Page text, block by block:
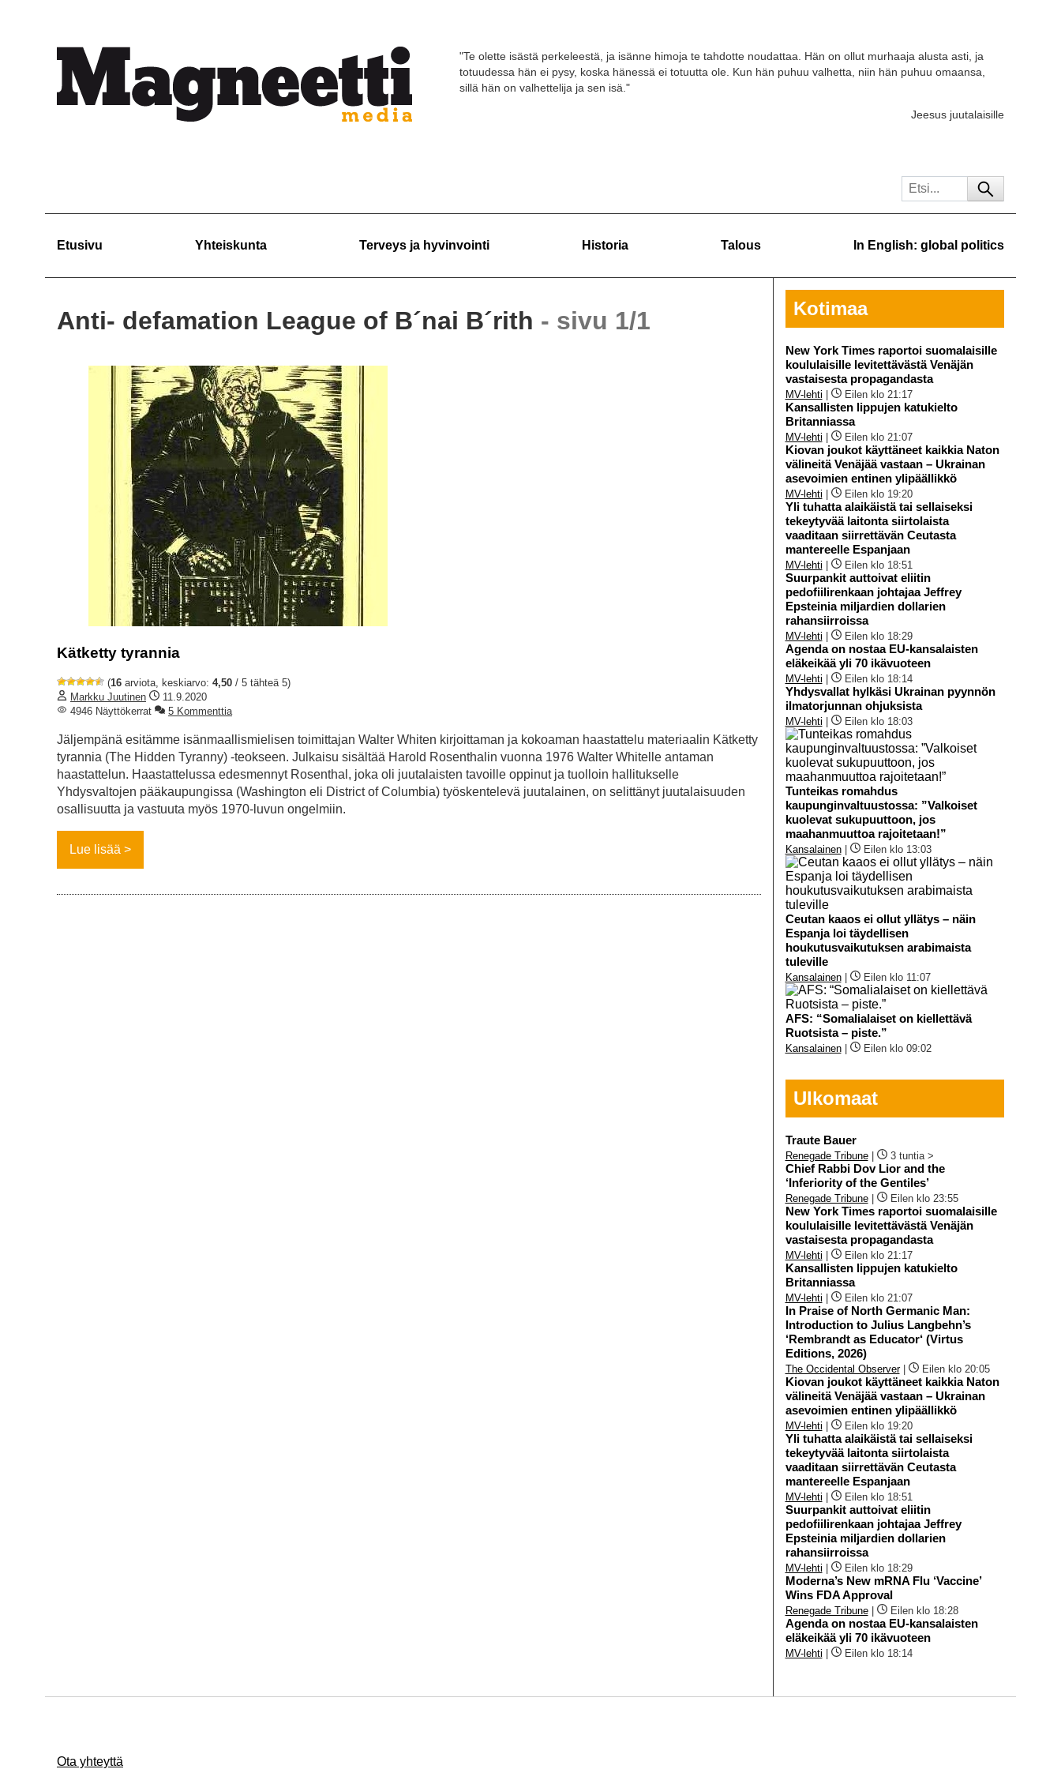
"Te olette isästä perkeleestä, ja isänne himoja te tahdotte noudattaa. Hän on ollut murhaaja alusta asti, ja
totuudessa hän ei pysy, koska hänessä ei totuutta ole. Kun hän puhuu valhetta, niin hän puhuu omaansa,
sillä hän on valhettelija ja sen isä."
Jeesus juutalaisille
Etusivu Yhteiskunta Terveys ja hyvinvointi Historia Talous In English: global politics
Anti- defamation League of B´nai B´rith - sivu 1/1
Kätketty tyrannia
(16 arviota, keskiarvo: 4,50 / 5 tähteä 5)
Markku Juutinen
11.9.2020
4946 Näyttökerrat
5 Kommenttia
Jäljempänä esitämme isänmaallismielisen toimittajan Walter Whiten kirjoittaman ja kokoaman haastattelu materiaalin Kätketty
tyrannia (The Hidden Tyranny) -teokseen. Julkaisu sisältää Harold Rosenthalin vuonna 1976 Walter Whitelle antaman
haastattelun. Haastattelussa edesmennyt Rosenthal, joka oli juutalaisten tavoille oppinut ja tuolloin hallitukselle
Yhdysvaltojen pääkaupungissa (Washington eli District of Columbia) työskentelevä juutalainen, on selittänyt juutalaisuuden
osallisuutta ja vastuuta myös 1970-luvun ongelmiin.
Lue lisää
Kotimaa
New York Times raportoi suomalaisille
koululaisille levitettävästä Venäjän
vastaisesta propagandasta
MV-lehti Eilen klo 21:17
Kansallisten lippujen katukielto
Britanniassa
MV-lehti Eilen klo 21:07
Kiovan joukot käyttäneet kaikkia Naton
välineitä Venäjää vastaan – Ukrainan
asevoimien entinen ylipäällikkö
MV-lehti Eilen klo 19:20
Yli tuhatta alaikäistä tai sellaiseksi
tekeytyvää laitonta siirtolaista
vaaditaan siirrettävän Ceutasta
mantereelle Espanjaan
MV-lehti Eilen klo 18:51
Suurpankit auttoivat eliitin
pedofiilirenkaan johtajaa Jeffrey
Epsteinia miljardien dollarien
rahansiirroissa
MV-lehti Eilen klo 18:29
Agenda on nostaa EU-kansalaisten
eläkeikää yli 70 ikävuoteen
MV-lehti Eilen klo 18:14
Yhdysvallat hylkäsi Ukrainan pyynnön
ilmatorjunnan ohjuksista
MV-lehti Eilen klo 18:03
Tunteikas romahdus
kaupunginvaltuustossa: ”Valkoiset
kuolevat sukupuuttoon, jos
maahanmuuttoa rajoitetaan!”
Kansalainen| Eilen klo 13:03
Ceutan kaaos ei ollut yllätys – näin
Espanja loi täydellisen
houkutusvaikutuksen arabimaista
tuleville
Kansalainen| Eilen klo 11:07
AFS: “Somalialaiset on kiellettävä
Ruotsista – piste.”
Kansalainen| Eilen klo 09:02
Ulkomaat
Traute Bauer
Renegade Tribune| 3 tuntia >
Chief Rabbi Dov Lior and the
‘Inferiority of the Gentiles’
Renegade Tribune| Eilen klo 23:55
New York Times raportoi suomalaisille
koululaisille levitettävästä Venäjän
vastaisesta propagandasta
MV-lehti Eilen klo 21:17
Kansallisten lippujen katukielto
Britanniassa
MV-lehti Eilen klo 21:07
In Praise of North Germanic Man:
Introduction to Julius Langbehn’s
‘Rembrandt as Educator‘ (Virtus
Editions, 2026)
The Occidental Observer| Eilen klo 20:05
Kiovan joukot käyttäneet kaikkia Naton
välineitä Venäjää vastaan – Ukrainan
asevoimien entinen ylipäällikkö
MV-lehti Eilen klo 19:20
Yli tuhatta alaikäistä tai sellaiseksi
tekeytyvää laitonta siirtolaista
vaaditaan siirrettävän Ceutasta
mantereelle Espanjaan
MV-lehti Eilen klo 18:51
Suurpankit auttoivat eliitin
pedofiilirenkaan johtajaa Jeffrey
Epsteinia miljardien dollarien
rahansiirroissa
MV-lehti Eilen klo 18:29
Moderna’s New mRNA Flu ‘Vaccine’
Wins FDA Approval
Renegade Tribune| Eilen klo 18:28
Agenda on nostaa EU-kansalaisten
eläkeikää yli 70 ikävuoteen
MV-lehti Eilen klo 18:14
Ota yhteyttä